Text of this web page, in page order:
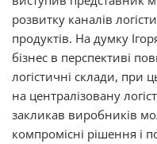
розвитку каналів
продуктів. На думку
бізнес в перспективі
логістичні склади, при
на централізовану
закликав виробників
компромісні рішення і